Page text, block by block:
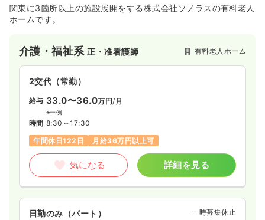
関東に3箇所以上の施設展開をする株式会社ソノラスの有料老人
ホームです。
介護・福祉系正・准看護師 有料老人ホーム
2交代（常勤）
給与 33.0〜36.0万円/月
※一例
時間 8:30～17:30
年間休日122日
月給36万円以上可
気になる 詳細を見る
日勤のみ（パート） 一時募集休止